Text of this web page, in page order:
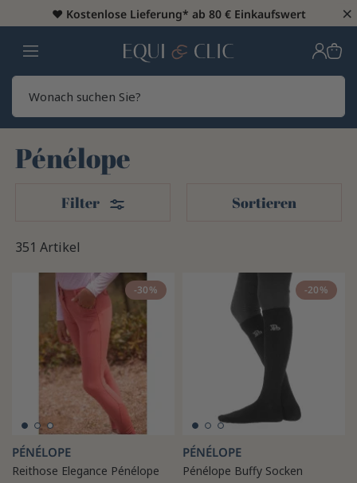
♥️ Kostenlose Lieferung* ab 80 € Einkaufswert ×
Heim
Pénélope
351 Artikel
Filter Filter Sortieren
-30%
PÉNÉLOPE
Reithose Elegance Pénélope
-20%
PÉNÉLOPE
Pénélope Buffy Socken